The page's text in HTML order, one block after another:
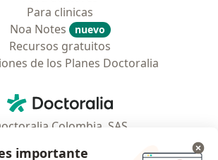
Para clinicas
Noa Notes
nuevo
Recursos gratuitos
de los Planes Doctoralia
Doctoralia - Página de inicio
Colombia, SAS
importante